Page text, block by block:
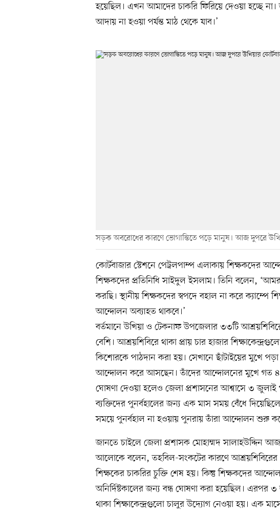
হয়েছিল। এখন আমাদের চাকরি ফিরিয়ে দেওয়া হচ্ছে না।
আদায় না হওয়া পর্যন্ত মাঠ থেকে যাব।’
সড়ক অবরোধের কারণে ভোগান্তিতে পড়ে মানুষ। আজ দুপরে
কোর্টবাজার স্টেশনে পেট্রলপাম্প এলাকায় শিক্ষকদের
শিক্ষকদের প্রতিনিধি সাইদুল ইসলাম। তিনি বলেন,
করছি। স্থানীয় শিক্ষকদের স্বপদে বহাল না করে ক্যাম্পে
আন্দোলন অব্যাহত থাকবে।’
বর্তমানে উখিয়া ও টেকনাফ উপজেলার ৩৩টি
বেশি। আশ্রয়শিবিরে থাকা প্রায় চার হাজার
কিশোরকে পাঠদান করা হয়। সেখানে ছাঁটাইয়ের মুখে
আন্দোলন করে আসছেন। তাঁদের আন্দোলনের মুখে গত ৪
ঘোষণা দেওয়া হলেও জেলা প্রশাসনের আশ্বাসে ৩
ব্যক্তিদের পুনর্বহালের জন্য এক মাস সময় বেঁধে
সময়ে পুনর্বহাল না হওয়ায় পুনরায় তাঁরা আন্দোলন শুরু
জানতে চাইলে জেলা প্রশাসক মোহাম্মদ সালাহউদ্দিন
আলোকে বলেন, তহবিল-সংকটের কারণে আশ্রয়শিবিরের
শিক্ষকের চাকরির চুক্তি শেষ হয়। কিন্তু শিক্ষকদের
অনির্দিষ্টকালের জন্য বন্ধ ঘোষণা করা হয়েছিল। এরপর
থাকা শিক্ষাকেন্দ্রগুলো চালুর উদ্যোগ নেওয়া হয়। এক